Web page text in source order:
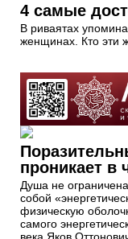
4 самые
В риваятах
женщинах. Кто эти
проникает в
Душа не
собой
физическую
самого